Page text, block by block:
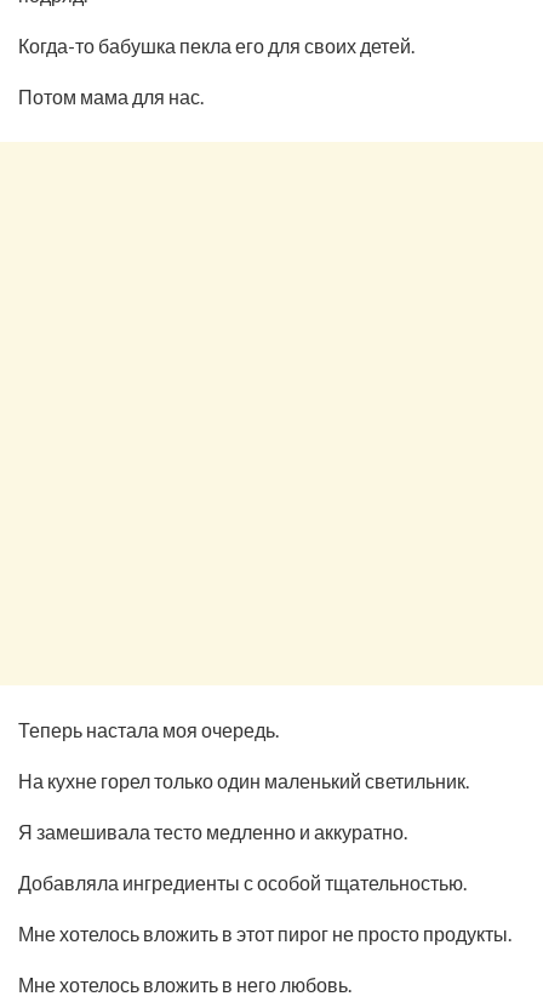
Когда-то бабушка пекла его для своих детей.
Потом мама для нас.
Теперь настала моя очередь.
На кухне горел только один маленький светильник.
Я замешивала тесто медленно и аккуратно.
Добавляла ингредиенты с особой тщательностью.
Мне хотелось вложить в этот пирог не просто продукты.
Мне хотелось вложить в него любовь.